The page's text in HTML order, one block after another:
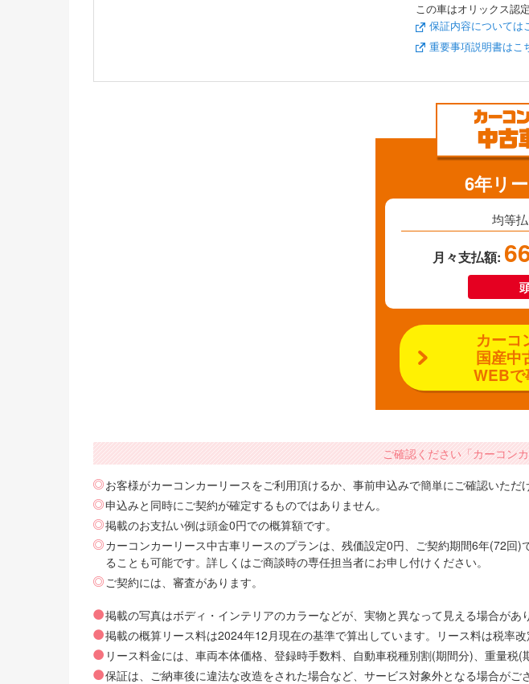
この車はオリックス認
保証内容については
重要事項説明書はこ
6年リ
均等払
月々支払額:
カーコ
国産中
WEBで
ご確認ください「カーコン
お客様がカーコンカーリースをご利用頂けるか、事前申込みで簡単にご確認いただけ
申込みと同時にご契約が確定するものではありません。
掲載のお支払い例は頭金0円での概算額です。
カーコンカーリース中古車リースのプランは、残価設定0円、ご契約期間6年(72
ることも可能です。詳しくはご商談時の専任担当者にお申し付けください。
ご契約には、審査があります。
掲載の写真はボディ・インテリアのカラーなどが、実物と異なって見える場合があり
掲載の概算リース料は2024年12月現在の基準で算出しています。リース料は税率
リース料金には、車両本体価格、登録時手数料、自動車税種別割(期間分)、重量税
保証は、ご納車後に違法な改造をされた場合など、サービス対象外となる場合がご